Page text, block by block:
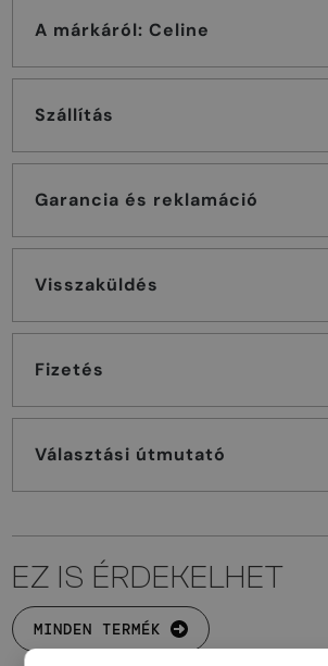
A márkáról: Celine
Szállítás
Garancia és reklamáció
Visszaküldés
Fizetés
Választási útmutató
EZ IS ÉRDEKELHET
MINDEN TERMÉK